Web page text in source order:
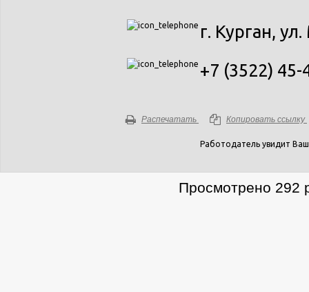
г. Курган,
+7 (3522) 45-
Распечатать Копировать ссылку
Работодатель увидит
Просмотрено 292